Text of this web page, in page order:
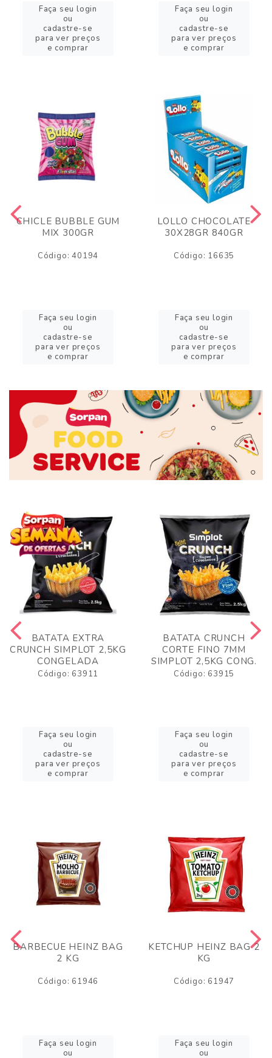
Faça seu login
ou
cadastre-se
para ver preços
e comprar
Faça seu login
ou
cadastre-se
para ver preços
e comprar
CHICLE BUBBLE GUM
MIX 300GR
Código: 40194
Faça seu login
ou
cadastre-se
para ver preços
e comprar
LOLLO CHOCOLATE
30X28GR 840GR
Código: 16635
Faça seu login
ou
cadastre-se
para ver preços
e comprar
BATATA EXTRA
CRUNCH SIMPLOT 2,5KG
CONGELADA
Código: 63911
Faça seu login
ou
cadastre-se
para ver preços
e comprar
BATATA CRUNCH
CORTE FINO 7MM
SIMPLOT 2,5KG CONG.
Código: 63915
Faça seu login
ou
cadastre-se
para ver preços
e comprar
BARBECUE HEINZ BAG
2 KG
Código: 61946
Faça seu login
ou
KETCHUP HEINZ BAG 2
KG
Código: 61947
Faça seu login
ou